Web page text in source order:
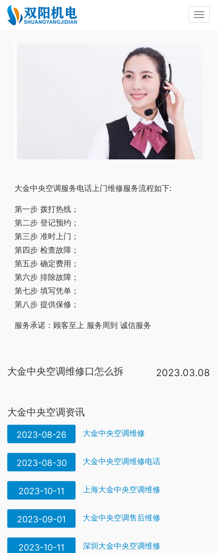
大金中央空调服务电话上门维修服务流程如下:
第一步 拨打热线；
第二步 登记预约；
第三步 准时上门；
第四步 检查故障；
第五步 确定费用；
第六步 排除故障；
第七步 填写凭单；
第八步 提供保修；
服务承诺：顾客至上 服务周到 诚信服务
大金中央空调维修口怎么拆 2023.03.08
大金中央空调资讯
2023-08-26 大金中央空调维修
2023-08-30 大金中央空调维修电话
2023-10-11 上海大金中央空调维修
2023-09-01 大金中央空调售后维修
2023-10-11 深圳大金中央空调维修